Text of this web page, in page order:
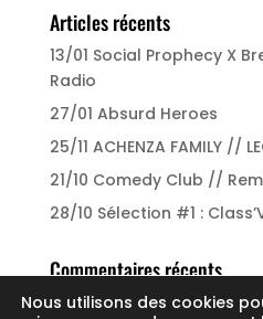
Articles récents
13/01 Social Prophecy X
Radio
27/01 Absurd Heroes
25/11 ACHENZA FAMILY //
21/10 Comedy Club //
28/10 Sélection #1 :
Commentaires récents
Nous utilisons des cookies